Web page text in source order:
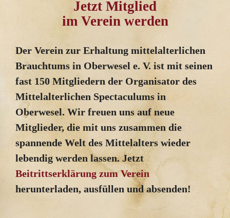
Jetzt Mitglied
im Verein werden
Der Verein zur Erhaltung mittelalterlichen
Brauchtums in Oberwesel e. V. ist mit seinen
fast 150 Mitgliedern der Organisator des
Mittelalterlichen Spectaculums in
Oberwesel. Wir freuen uns auf neue
Mitglieder, die mit uns zusammen die
spannende Welt des Mittelalters wieder
lebendig werden lassen. Jetzt
Beitrittserklärung zum Verein
herunterladen, ausfüllen und absenden!